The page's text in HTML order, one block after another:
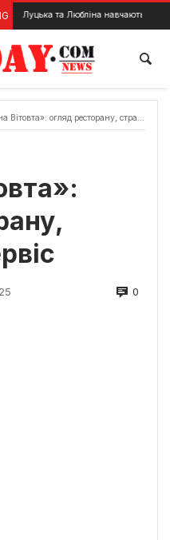
та Любліна навчаються виявляти
огляд ресторану, страви та сервіс
0